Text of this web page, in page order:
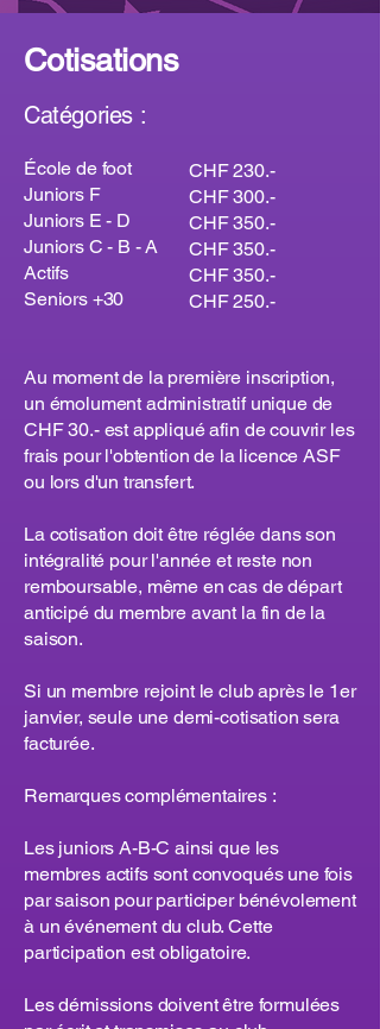
Cotisations
Catégories :
École de foot
Juniors F
Juniors E - D
Juniors C - B - A
Actifs
Seniors +30​
Au moment de la première inscription,
un émolument administratif unique de
CHF 30.- est appliqué afin de couvrir les
frais pour l'obtention de la licence ASF
ou lors d'un transfert.
La cotisation doit être réglée dans son
intégralité pour l'année et reste non
remboursable, même en cas de départ
anticipé du membre avant la fin de la
saison.
Si un membre rejoint le club après le 1er
janvier, seule une demi-cotisation sera
facturée.
Remarques complémentaires :
Les juniors A-B-C ainsi que les
membres actifs sont convoqués une fois
par saison pour participer bénévolement
à un événement du club. Cette
participation est obligatoire.
Les démissions doivent être formulées
CHF 230.-
CHF 300.-
CHF 350.-
CHF 350.-
CHF 350.-
CHF 250.-